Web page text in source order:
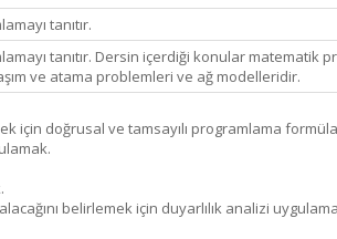
tanıtır.
tanıtır. Dersin içerdiği konular matematik
ve atama problemleri ve ağ modelleridir.
doğrusal ve tamsayılı programlama
belirlemek için duyarlılık analizi